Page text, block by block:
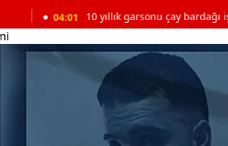
10 yıllık garsonu çay bardağı işinden etti